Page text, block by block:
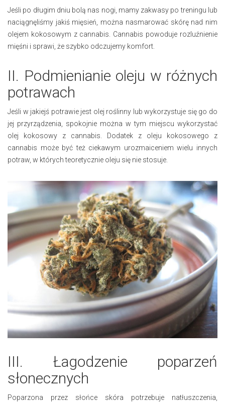
Jeśli po długim dniu bolą nas nogi, mamy zakwasy po treningu lub
naciągnęliśmy jakiś mięsień, można nasmarować skórę nad nim
olejem kokosowym z cannabis. Cannabis powoduje rozluźnienie
mięśni i sprawi, że szybko odczujemy komfort.
II. Podmienianie oleju w różnych
potrawach
Jeśli w jakiejś potrawie jest olej roślinny lub wykorzystuje się go do
jej przyrządzenia, spokojnie można w tym miejscu wykorzystać
olej kokosowy z cannabis. Dodatek z oleju kokosowego z
cannabis może być też ciekawym urozmaiceniem wielu innych
potraw, w których teoretycznie oleju się nie stosuje.
III. Łagodzenie poparzeń
słonecznych
Poparzona przez słońce skóra potrzebuje natłuszczenia,